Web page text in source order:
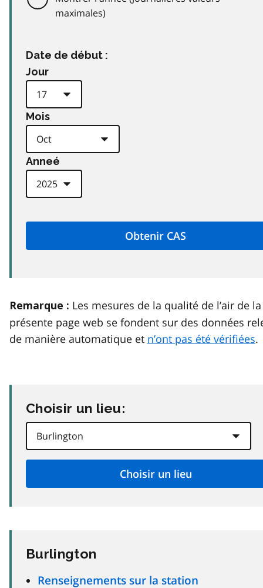
maximales)
Date de début :
Jour
Mois
Anneé
Remarque : Les mesures de la qualité de l’air de la
présente page web se fondent sur des données
de manière automatique et n’ont pas été vérifiées.
Choisir un lieu:
Burlington
Renseignements sur la station